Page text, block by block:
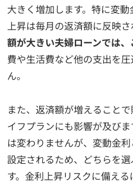
大きく増加します。特に変
上昇は毎月の返済額に反映
額が大きい夫婦ローンでは
費や生活費など他の支出を
ん。
また、返済額が増えること
イフプランにも影響が及び
は変わりませんが、変動金
設定されるため、どちらを
す。金利上昇リスクに備える